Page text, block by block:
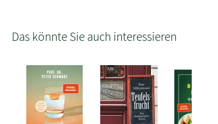
Das könnte Sie auch interessieren